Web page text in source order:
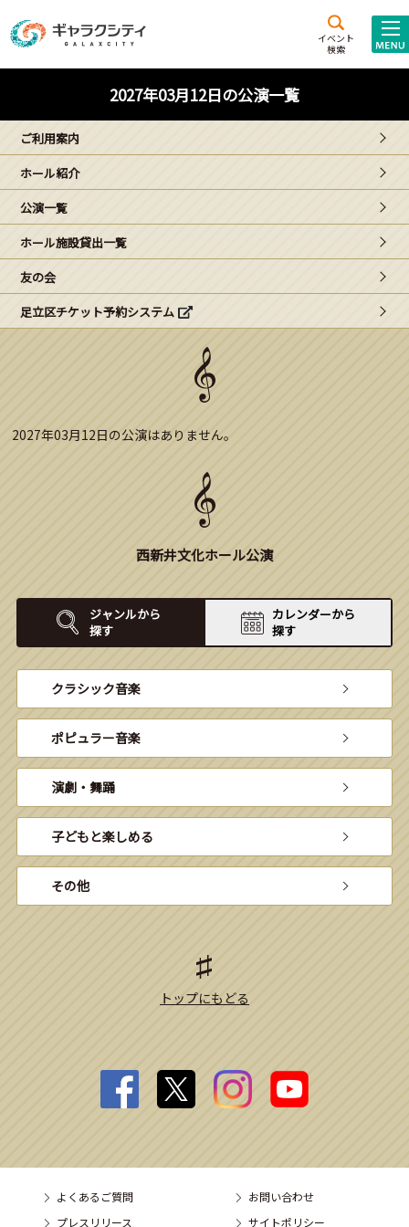
イベント
検索
施設案内
西新井
文化ホール
ギャラクシティとは
こどもみーてぃんぐ
Gがくえん
ブランドからのお知らせ
2027年03月12日の公演一覧
ご利用案内
ホール紹介
公演一覧
ホール施設貸出一覧
友の会
足立区チケット予約システム
2027年03月12日の公演はありません。
西新井文化ホール公演
ジャンルから
探す
カレンダーから
探す
クラシック音楽
ポピュラー音楽
演劇・舞踊
子どもと楽しめる
その他
トップにもどる
よくあるご質問
お問い合わせ
プレスリリース
サイトポリシー